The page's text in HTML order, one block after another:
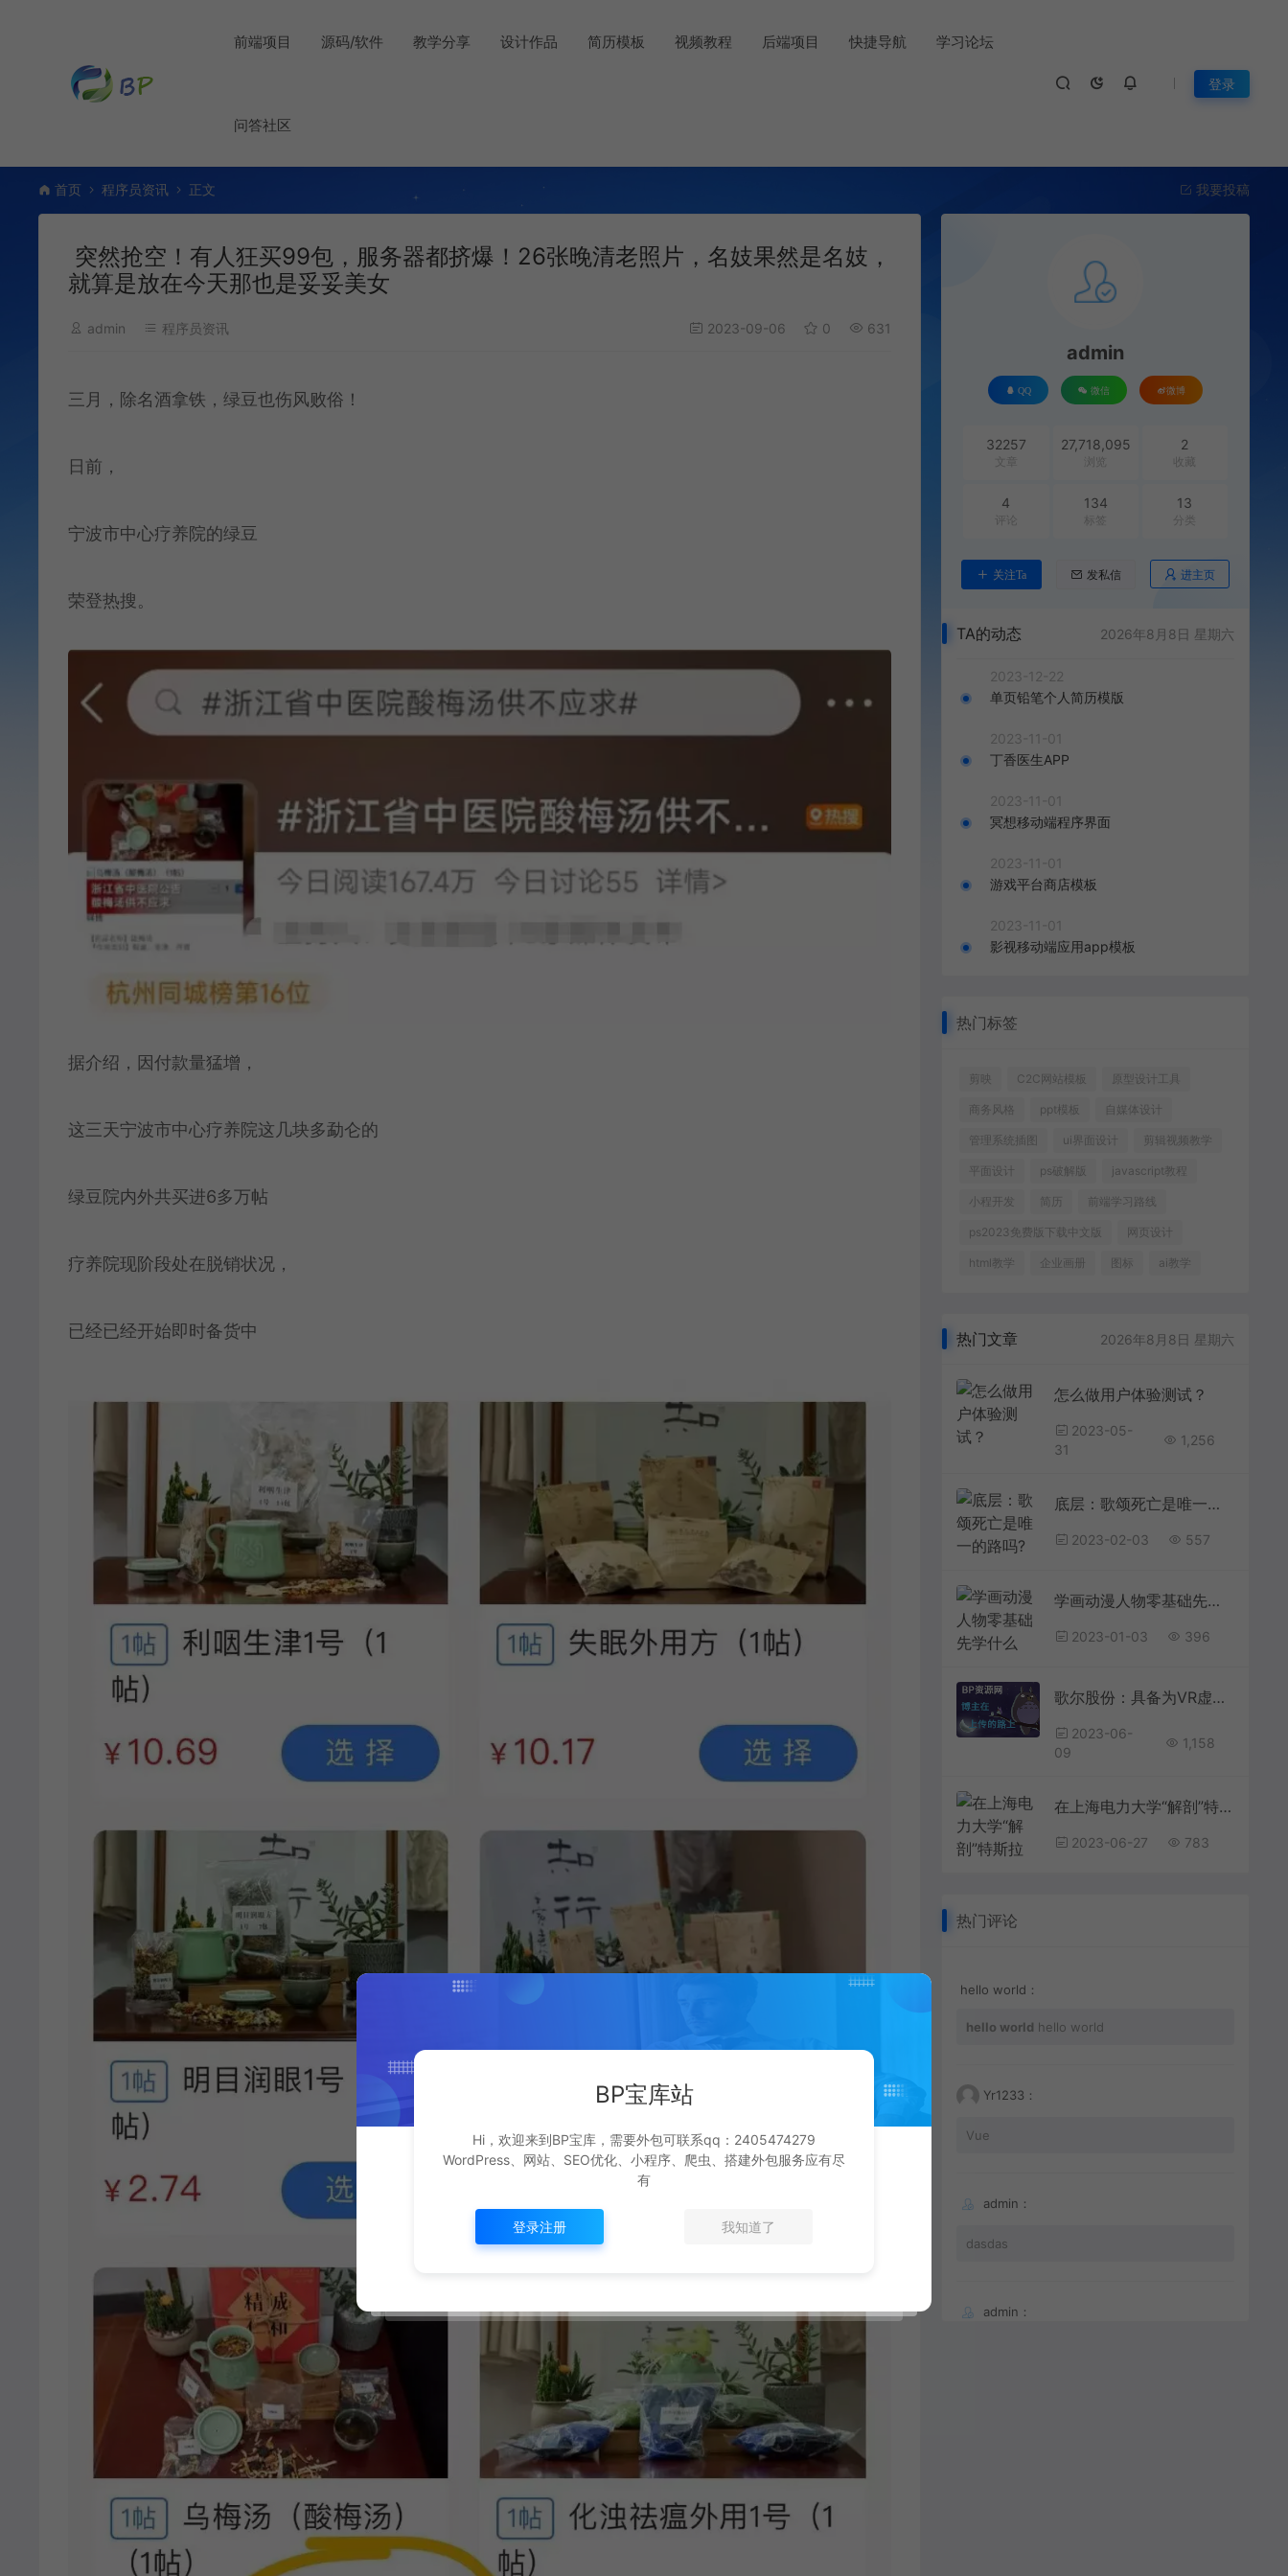
前端项目 源码/软件 教学分享 设计作品 简历模板 视频教程 后端项目 快捷导航 学习论坛
问答社区
登录
首页 程序员资讯 正文 我要投稿
突然抢空！有人狂买99包，服务器都挤爆！26张晚清老照片，名妓果然是名妓，
就算是放在今天那也是妥妥美女
admin 程序员资讯 2023-09-06 0 631
三月，除名酒拿铁，绿豆也伤风败俗！
日前，
宁波市中心疗养院的绿豆
荣登热搜。
据介绍，因付款量猛增，
这三天宁波市中心疗养院这几块多勐仑的
绿豆院内外共买进6多万帖
疗养院现阶段处在脱销状况，
已经已经开始即时备货中
admin
QQ 微信 微博
32257
文章
27,718,095
浏览
2
收藏
4
评论
134
标签
13
分类
关注Ta 发私信 进主页
TA的动态 2026年8月8日 星期六
2023-12-22
单页铅笔个人简历模版
2023-11-01
丁香医生APP
2023-11-01
冥想移动端程序界面
2023-11-01
游戏平台商店模板
2023-11-01
影视移动端应用app模板
热门标签
剪映 C2C网站模板 原型设计工具
商务风格 ppt模板 自媒体设计
管理系统插图 ui界面设计 剪辑视频教学
平面设计 ps破解版 javascript教程
小程开发 简历 前端学习路线
ps2023免费版下载中文版 网页设计
html教学 企业画册 图标 ai教学
热门文章 2026年8月8日 星期六
怎么做用户体验测试？
2023-05-
31
1,256
底层：歌颂死亡是唯一的路吗?
2023-02-03 557
学画动漫人物零基础先学什么
2023-01-03 396
歌尔股份：具备为VR虚拟现实产品提供整体系统解决方案的能力为找刺激，女子给自己注射黑寡妇蜘蛛，心率飙升188，结果如何？
2023-06-
09
1,158
在上海电力大学“解剖”特斯拉 校企携手研发3D解构示教平台培养卓越工程师明星在资本面前有多卑微？杨颖被摸胸抱起，林更新被怒骂不敢回嘴
2023-06-27 783
热门评论
hello world：
hello world hello world
Yr1233：
Vue
admin：
dasdas
admin：
BP宝库站
Hi，欢迎来到BP宝库，需要外包可联系qq：2405474279
WordPress、网站、SEO优化、小程序、爬虫、搭建外包服务应有尽
有
登录注册 我知道了